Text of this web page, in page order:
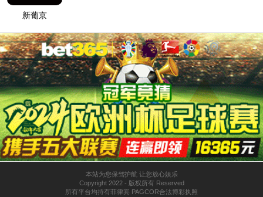
邮编：570100
信访地址：海南省海口市美兰区国兴
大道 3号互联网金融大厦C座21楼
扫描关注微信公众号
Powered byamg·新葡萄88833©2008-2026hnhold.cn
版权所有 © 2012 amg·新葡萄88833
琼ICP备08000093号-1